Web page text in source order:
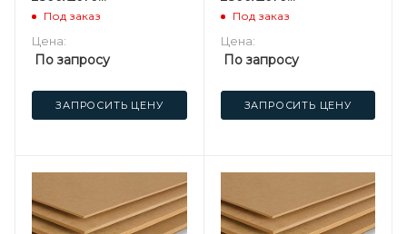
мм Kastamonu ST
Под заказ
Цена:
По запросу
ЗАПРОСИТЬ ЦЕНУ
мм Kastamonu ST
Под заказ
Цена:
По запросу
ЗАПРОСИТЬ ЦЕНУ